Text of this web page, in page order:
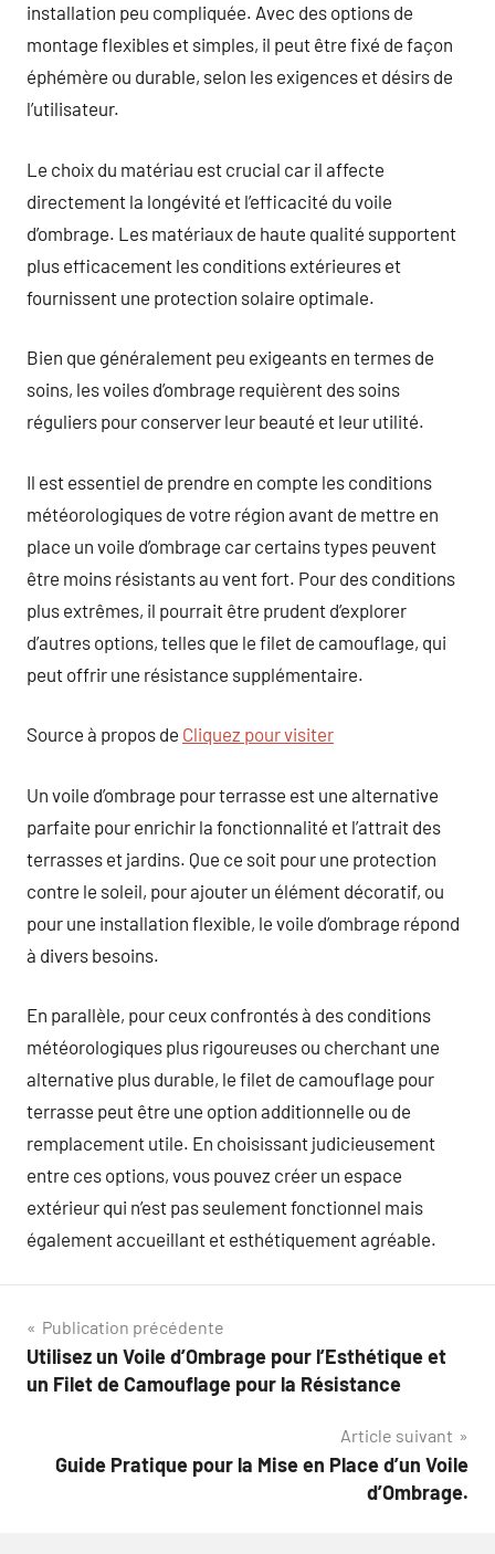
installation peu compliquée. Avec des options de
montage flexibles et simples, il peut être fixé de façon
éphémère ou durable, selon les exigences et désirs de
l’utilisateur.
Le choix du matériau est crucial car il affecte
directement la longévité et l’efficacité du voile
d’ombrage. Les matériaux de haute qualité supportent
plus efficacement les conditions extérieures et
fournissent une protection solaire optimale.
Bien que généralement peu exigeants en termes de
soins, les voiles d’ombrage requièrent des soins
réguliers pour conserver leur beauté et leur utilité.
Il est essentiel de prendre en compte les conditions
météorologiques de votre région avant de mettre en
place un voile d’ombrage car certains types peuvent
être moins résistants au vent fort. Pour des conditions
plus extrêmes, il pourrait être prudent d’explorer
d’autres options, telles que le filet de camouflage, qui
peut offrir une résistance supplémentaire.
Source à propos de Cliquez pour visiter
Un voile d’ombrage pour terrasse est une alternative
parfaite pour enrichir la fonctionnalité et l’attrait des
terrasses et jardins. Que ce soit pour une protection
contre le soleil, pour ajouter un élément décoratif, ou
pour une installation flexible, le voile d’ombrage répond
à divers besoins.
En parallèle, pour ceux confrontés à des conditions
météorologiques plus rigoureuses ou cherchant une
alternative plus durable, le filet de camouflage pour
terrasse peut être une option additionnelle ou de
remplacement utile. En choisissant judicieusement
entre ces options, vous pouvez créer un espace
extérieur qui n’est pas seulement fonctionnel mais
également accueillant et esthétiquement agréable.
Navigation
de
Publication précédente
Utilisez un Voile d’Ombrage pour l’Esthétique et
un Filet de Camouflage pour la Résistance
Article suivant
Guide Pratique pour la Mise en Place d’un Voile
d’Ombrage.